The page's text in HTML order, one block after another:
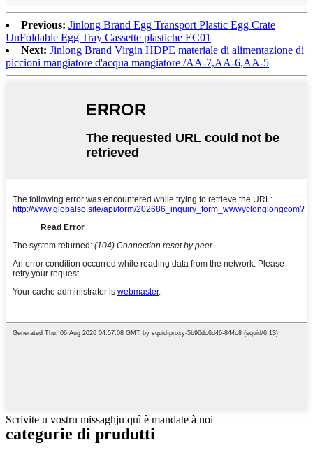
Previous: Jinlong Brand Egg Transport Plastic Egg Crate
UnFoldable Egg Tray Cassette plastiche EC01
Next: Jinlong Brand Virgin HDPE materiale di alimentazione di
piccioni mangiatore d'acqua mangiatore /AA-7,AA-6,AA-5
Scrivite u vostru missaghju quì è mandate à noi
categurie di prudutti